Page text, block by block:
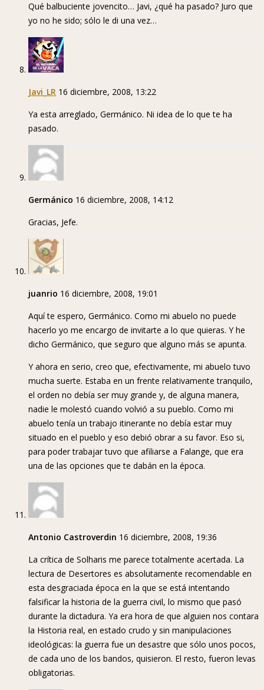
Qué balbuciente jovencito… Javi, ¿qué ha pasado? Juro que
yo no he sido; sólo le di una vez…
Javi_LR 16 diciembre, 2008, 13:22
Ya esta arreglado, Germánico. Ni idea de lo que te ha
pasado.
Germánico 16 diciembre, 2008, 14:12
Gracias, Jefe.
juanrio 16 diciembre, 2008, 19:01
Aquí te espero, Germánico. Como mi abuelo no puede
hacerlo yo me encargo de invitarte a lo que quieras. Y he
dicho Germánico, que seguro que alguno más se apunta.
Y ahora en serio, creo que, efectivamente, mi abuelo tuvo
mucha suerte. Estaba en un frente relativamente tranquilo,
el orden no debía ser muy grande y, de alguna manera,
nadie le molestó cuando volvió a su pueblo. Como mi
abuelo tenía un trabajo itinerante no debía estar muy
situado en el pueblo y eso debió obrar a su favor. Eso si,
para poder trabajar tuvo que afiliarse a Falange, que era
una de las opciones que te dabán en la época.
Antonio Castroverdin 16 diciembre, 2008, 19:36
La crítica de Solharis me parece totalmente acertada. La
lectura de Desertores es absolutamente recomendable en
esta desgraciada época en la que se está intentando
falsificar la historia de la guerra civil, lo mismo que pasó
durante la dictadura. Ya era hora de que alguien nos contara
la Historia real, en estado crudo y sin manipulaciones
ideológicas: la guerra fue un desastre que sólo unos pocos,
de cada uno de los bandos, quisieron. El resto, fueron levas
obligatorias.